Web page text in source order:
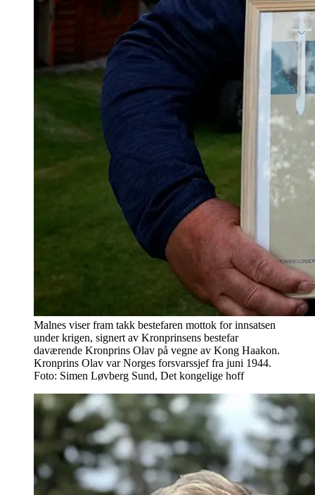
Malnes viser fram takk bestefaren mottok for innsatsen
under krigen, signert av Kronprinsens bestefar
daværende Kronprins Olav på vegne av Kong Haakon.
Kronprins Olav var Norges forsvarssjef fra juni 1944.
Foto: Simen Løvberg Sund, Det kongelige hoff